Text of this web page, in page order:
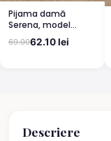
Pijama damă
Serena, model
leopard, mânecă
scurtă, pantaloni
69.0062.10 lei
Descriere